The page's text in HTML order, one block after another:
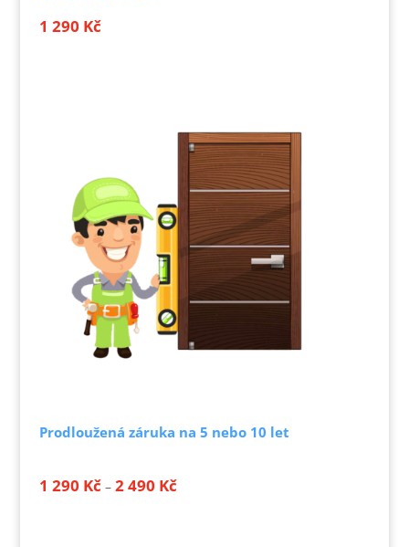
1 290 Kč
Prodloužená záruka na 5 nebo 10 let
1 290 Kč – 2 490 KčRozpětí